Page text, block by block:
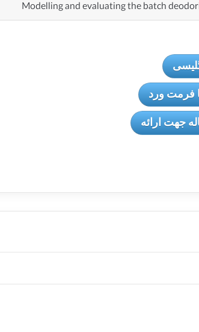
Modelling and evaluating the batch
فرمت ورد
جهت ارائه